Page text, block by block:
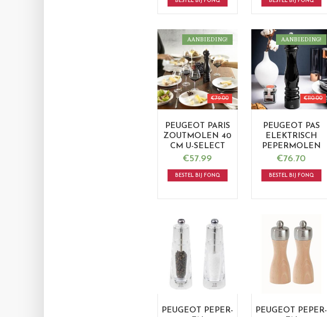
AANBIEDING!
PEUGEOT PARIS
ZOUTMOLEN 40
CM U-SELECT
€79.00
€57.99
BESTEL BIJ FONQ
AANBIEDING!
PEUGEOT PAS
ELEKTRISCH
PEPERMOLEN
€110.00
€76.70
BESTEL BIJ FONQ
PEUGEOT PEPER-
PEUGEOT PEPER-